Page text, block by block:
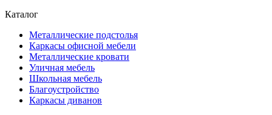
Каталог
Металлические подстолья
Каркасы офисной мебели
Металлические кровати
Уличная мебель
Школьная мебель
Благоустройство
Каркасы диванов